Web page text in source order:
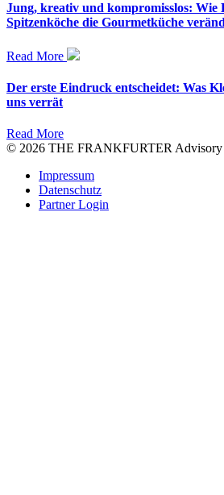
Jung, kreativ und kompromisslos: Wie
Spitzenköche die Gourmetküche
Read More
Der erste Eindruck entscheidet: Was
uns verrät
Read More
© 2026 THE FRANKFURTER
Impressum
Datenschutz
Partner Login